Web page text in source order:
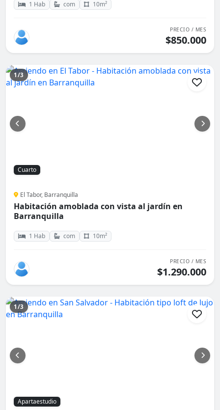
1 Hab com 10m²
PRECIO / MES
$850.000
1/3
Cuarto
El Tabor, Barranquilla
Habitación amoblada con vista al jardín en
Barranquilla
1 Hab com 10m²
PRECIO / MES
$1.290.000
1/3
Apartaestudio